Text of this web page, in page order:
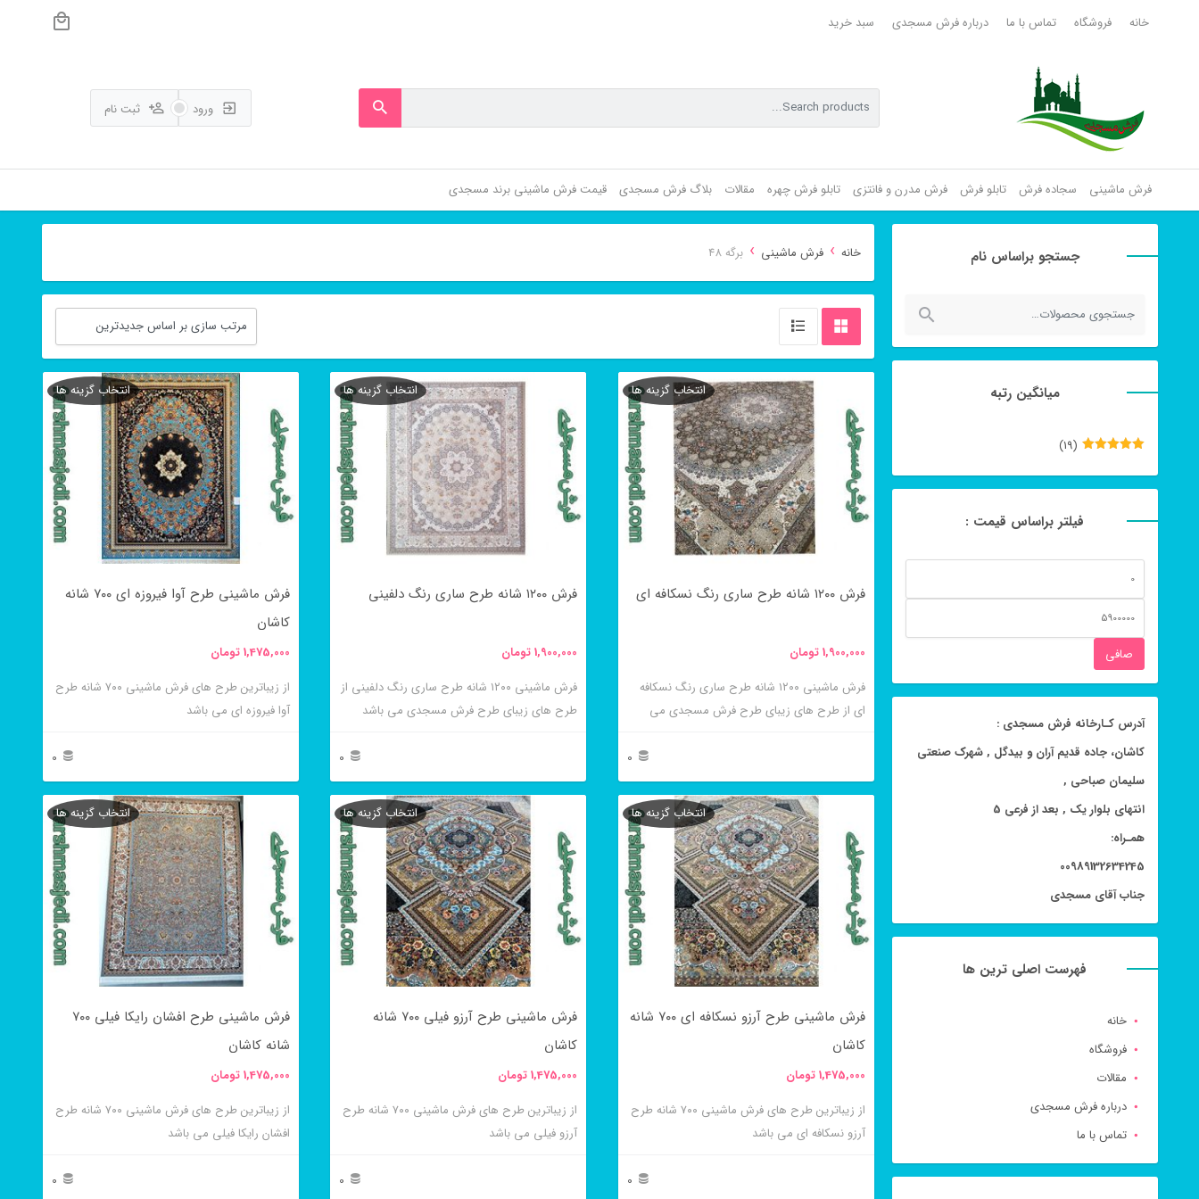
خانه فروشگاه تماس با ما درباره فرش مسجدی سبد خرید
ورود ثبت نام
فرش ماشینی سجاده فرش تابلو فرش فرش مدرن و فانتزی تابلو فرش چهره مقالات بلاگ فرش مسجدی قیمت فرش ماشینی برند مسجدی
جستجو براساس نام
جستجو
میانگین رتبه
(19)
فیلتر براساس قیمت :
قیمت
قيمت
صافی
آدرس کـارخانه فرش مسجدی :
کاشان، جاده قدیم آران و بیدگل , شهرک صنعتی
سلیمان صباحی ,
انتهای بلوار یک , بعد از فرعی 5
همـراه:
00989132634245
جناب آقای مسجدی
فهرست اصلی ترین ها
خانه
فروشگاه
مقالات
درباره فرش مسجدی
تماس با ما
خانه › فرش ماشینی › برگه 48
فرش ۱۲۰۰ شانه طرح ساری رنگ نسکافه ای
1,900,000 تومان
فرش ماشینی ۱۲۰۰ شانه طرح ساری رنگ نسکافه
ای از طرح های زیبای طرح فرش مسجدی می
0
انتخاب گزینه ها
این
دارای
انواع
مختلفی
می
ها
ممکن
است
صفحه
فرش ۱۲۰۰ شانه طرح ساری رنگ دلفینی
1,900,000 تومان
فرش ماشینی ۱۲۰۰ شانه طرح ساری رنگ دلفینی از
طرح های زیبای طرح فرش مسجدی می باشد
0
انتخاب گزینه ها
این
دارای
انواع
مختلفی
می
ها
ممکن
است
صفحه
فرش ماشینی طرح آوا فیروزه ای ۷۰۰ شانه
کاشان
1,475,000تومان
از زیباترین طرح های فرش ماشینی ۷۰۰ شانه طرح
آوا فیروزه ای می باشد
0
انتخاب گزینه ها
این
دارای
انواع
مختلفی
می
ها
ممکن
است
صفحه
فرش ماشینی طرح آرزو نسکافه ای ۷۰۰ شانه
کاشان
1,475,000 تومان
از زیباترین طرح های فرش ماشینی ۷۰۰ شانه طرح
آرزو نسکافه ای می باشد
0
انتخاب گزینه ها
فرش ماشینی طرح آرزو فیلی ۷۰۰ شانه
کاشان
1,475,000 تومان
از زیباترین طرح های فرش ماشینی ۷۰۰ شانه طرح
آرزو فیلی می باشد
0
انتخاب گزینه ها
فرش ماشینی طرح افشان رایکا فیلی ۷۰۰
شانه کاشان
1,475,000تومان
از زیباترین طرح های فرش ماشینی ۷۰۰ شانه طرح
افشان رایکا فیلی می باشد
0
انتخاب گزینه ها